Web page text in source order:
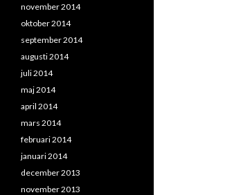
november 2014
oktober 2014
september 2014
augusti 2014
juli 2014
maj 2014
april 2014
mars 2014
februari 2014
januari 2014
december 2013
november 2013